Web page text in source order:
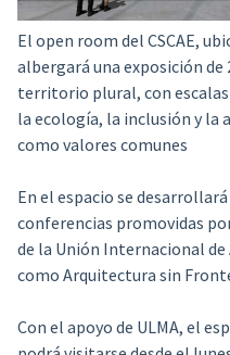
El open room del CSCAE,
albergará una exposición
territorio plural, con
la ecología, la inclusión y la
como valores comunes
En el espacio se
conferencias promovidas
de la Unión Internacional
como Arquitectura sin
Con el apoyo de ULMA, el